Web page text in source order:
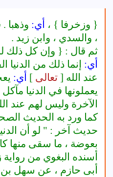
{ وزخرفا } ، أي: وذهبا
، والسدي ، وابن زيد .
ثم قال : { وإن كل ذلك
أي: إنما ذلك من الدنيا
عند الله [ تعالى ] أي:
يعملونها في الدنيا
الآخرة وليس لهم عند
كما ورد به الحديث
حديث آخر : " لو أن
بعوضة ، ما سقى منها
أسنده البغوي من
أبى حازم ، عن سهل